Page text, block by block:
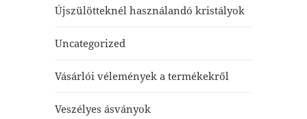
Újszülötteknél használandó kristályok
Uncategorized
Vásárlói vélemények a termékekről
Veszélyes ásványok